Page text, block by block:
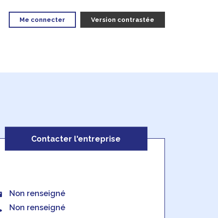
Me connecter Version contrastée
Contacter l'entreprise
Non renseigné
Non renseigné